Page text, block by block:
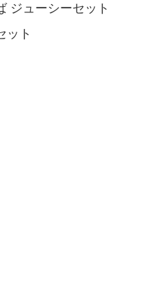
ジューシーセット
ット